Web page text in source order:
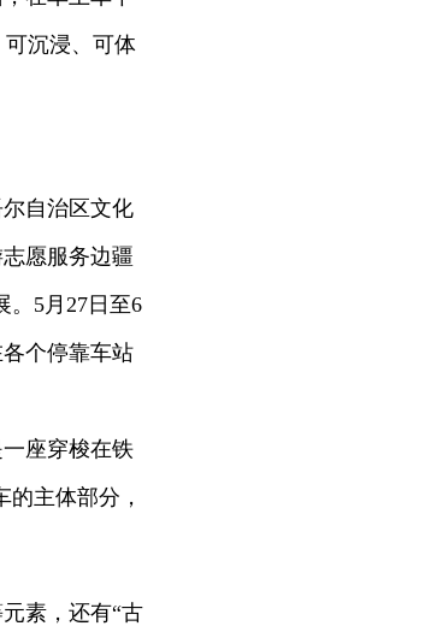
沉浸、可体
自治区文化
愿服务边疆
。5月27日至6
个停靠车站
座穿梭在铁
主体部分，
素，还有“古